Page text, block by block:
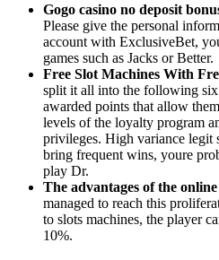
Gogo casino no deposit
Please give the personal
account with ExclusiveBet,
games such as Jacks or Better.
Free Slot Machines With
split it all into the following six
awarded points that allow
levels of the loyalty program
privileges. High variance legit
bring frequent wins, youre
play Dr.
The advantages of the
managed to reach this
to slots machines, the player
10%.